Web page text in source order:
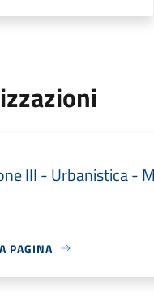
III - Urbanistica -
PAGINA